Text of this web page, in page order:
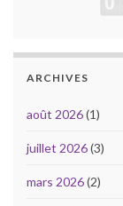
ARCHIVES
août 2026(1)
juillet 2026(3)
mars 2026(2)